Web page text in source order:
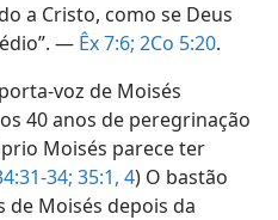
a Cristo, como se Deus
— Êx 7:6; 2Co 5:20.
voz de Moisés
40 anos de peregrinação
Moisés parece ter
34; 35:1, 4) O bastão
Moisés depois da